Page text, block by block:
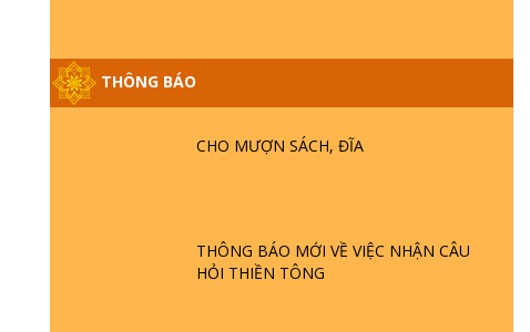
THÔNG BÁO
CHO MƯỢN SÁCH, ĐĨA
THÔNG BÁO MỚI VỀ VIỆC NHẬN CÂU
HỎI THIỀN TÔNG
GIẢI ĐÁP ĐẶC BIỆT P25 - SUỐT 49 NĂM
PHẬT KHÔNG NÓI? HỘI LONG HOA LÀ
HỘI GÌ? TỬ VÌ ĐẠO
ĐƯỢC HÌNH THÀNH NHƯ THẾ NÀO?
PHẬT GIỚI CÓ THỜI GIAN KHÔNG? |
TTTD